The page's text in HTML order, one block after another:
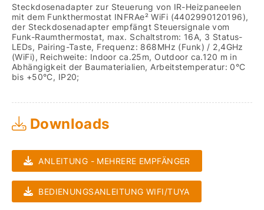
Steckdosenadapter zur Steuerung von IR-Heizpaneelen
mit dem Funkthermostat INFRAe² WiFi (4402990120196),
der Steckdosenadapter empfängt Steuersignale vom
Funk-Raumthermostat, max. Schaltstrom: 16A, 3 Status-
LEDs, Pairing-Taste, Frequenz: 868MHz (Funk) / 2,4GHz
(WiFi), Reichweite: Indoor ca.25m, Outdoor ca.120 m in
Abhängigkeit der Baumaterialien, Arbeitstemperatur: 0°C
bis +50°C, IP20;
Downloads
ANLEITUNG - MEHRERE EMPFÄNGER
BEDIENUNGSANLEITUNG WIFI/TUYA